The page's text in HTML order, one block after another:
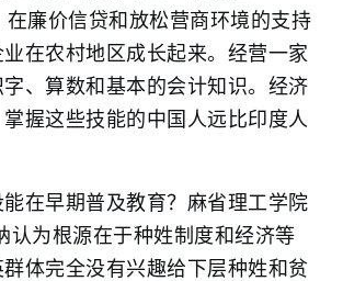
在廉价信贷和放松营商环境的支持
在农村地区成长起来。经营一家
、算数和基本的会计知识。经济
握这些技能的中国人远比印度人
在早期普及教育？麻省理工学院
认为根源在于种姓制度和经济等
体完全没有兴趣给下层种姓和贫